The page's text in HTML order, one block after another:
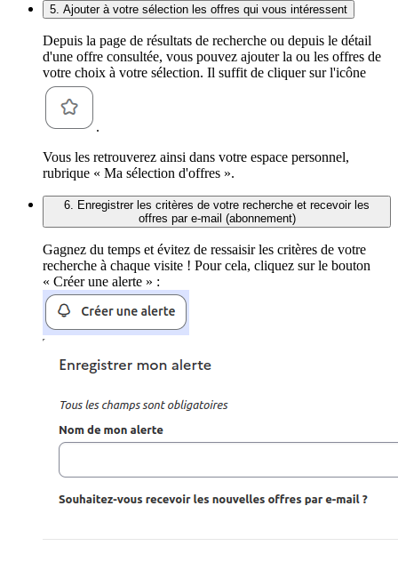
5. Ajouter à votre sélection les offres qui vous intéressent
Depuis la page de résultats de recherche ou depuis le détail
d'une offre consultée, vous pouvez ajouter la ou les offres de
votre choix à votre sélection. Il suffit de cliquer sur l'icône
.
Vous les retrouverez ainsi dans votre espace personnel,
rubrique « Ma sélection d'offres ».
6. Enregistrer les critères de votre recherche et recevoir les
offres par e-mail (abonnement)
Gagnez du temps et évitez de ressaisir les critères de votre
recherche à chaque visite ! Pour cela, cliquez sur le bouton
« Créer une alerte » :